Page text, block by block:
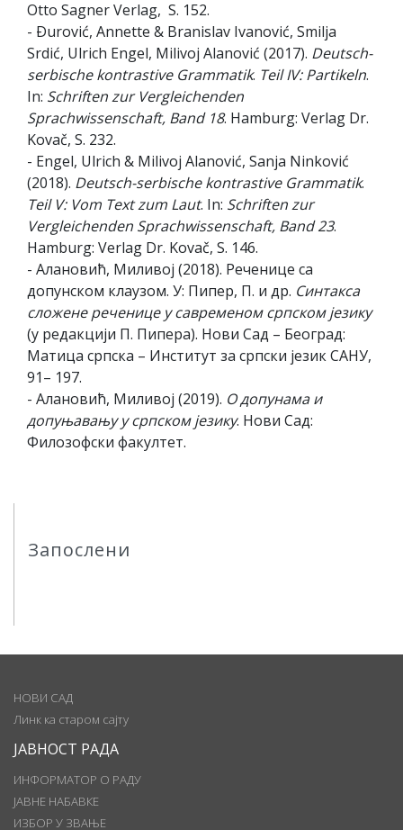
Запослени
Otto Sagner Verlag, S. 152.
- Ðurović, Annette & Branislav Ivanović, Smilja
Srdić, Ulrich Engel, Milivoj Alanović (2017). Deutsch-
serbische kontrastive Grammatik. Teil IV: Partikeln.
In: Schriften zur Vergleichenden
Sprachwissenschaft, Band 18. Hamburg: Verlag Dr.
Kovač, S. 232.
- Engel, Ulrich & Milivoj Alanović, Sanja Ninković
(2018). Deutsch-serbische kontrastive Grammatik.
Teil V: Vom Text zum Laut. In: Schriften zur
Vergleichenden Sprachwissenschaft, Band 23.
Hamburg: Verlag Dr. Kovač, S. 146.
- Алановић, Миливој (2018). Реченице са
допунском клаузом. У: Пипер, П. и др. Синтакса
сложене реченице у савременом српском језику
(у редакцији П. Пипера). Нови Сад – Београд:
Матица српска – Институт за српски језик САНУ,
91– 197.
- Алановић, Миливој (2019). О допунама и
допуњавању у српском језику. Нови Сад:
Филозофски факултет.
НОВИ САД
Линк ка старом сајту
ЈАВНОСТ РАДА
ИНФОРМАТОР О РАДУ
ЈАВНЕ НАБАВКЕ
ИЗБОР У ЗВАЊЕ